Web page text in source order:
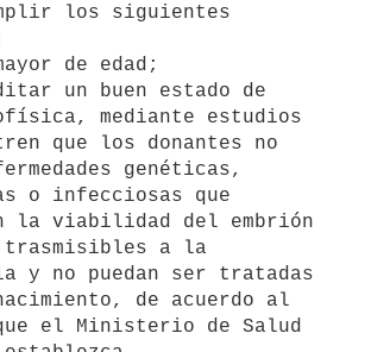
los siguientes
mediante estudios
que los donantes no
genéticas,
o infecciosas que
la viabilidad del embrión
trasmisibles a la
y no puedan ser tratadas
de acuerdo al
el Ministerio de Salud